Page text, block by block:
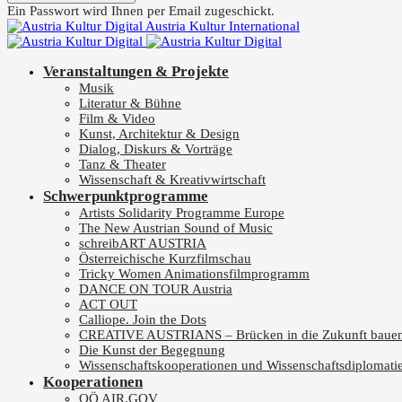
Ein Passwort wird Ihnen per Email zugeschickt.
Austria Kultur International
Veranstaltungen & Projekte
Musik
Literatur & Bühne
Film & Video
Kunst, Architektur & Design
Dialog, Diskurs & Vorträge
Tanz & Theater
Wissenschaft & Kreativwirtschaft
Schwerpunktprogramme
Artists Solidarity Programme Europe
The New Austrian Sound of Music
schreibART AUSTRIA
Österreichische Kurzfilmschau
Tricky Women Animationsfilmprogramm
DANCE ON TOUR Austria
ACT OUT
Calliope. Join the Dots
CREATIVE AUSTRIANS – Brücken in die Zukunft
Die Kunst der Begegnung
Wissenschaftskooperationen und
Kooperationen
OÖ AIR.GOV